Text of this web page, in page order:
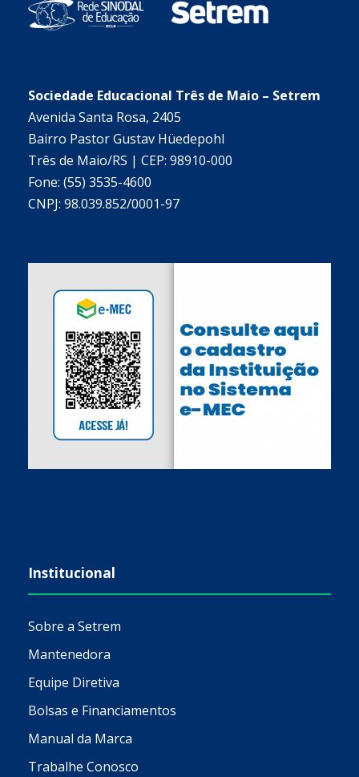
Sociedade Educacional Três de Maio – Setrem
Avenida Santa Rosa, 2405
Bairro Pastor Gustav Hüedepohl
Três de Maio/RS | CEP: 98910-000
Fone: (55) 3535-4600
CNPJ: 98.039.852/0001-97
Institucional
Sobre a Setrem
Mantenedora
Equipe Diretiva
Bolsas e Financiamentos
Manual da Marca
Trabalhe Conosco